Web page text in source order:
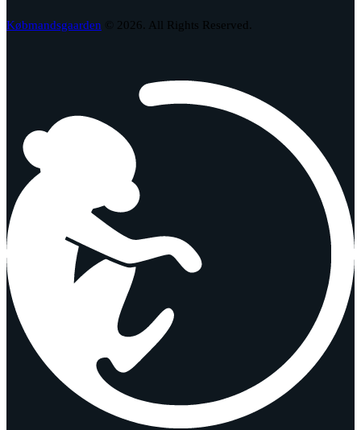
Købmandsgaarden © 2026. All Rights Reserved.